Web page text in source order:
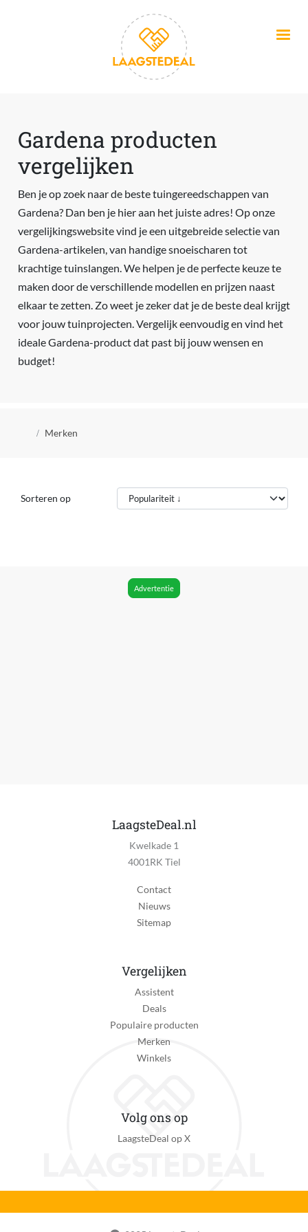
Gardena producten
vergelijken
Ben je op zoek naar de beste tuingereedschappen van
Gardena? Dan ben je hier aan het juiste adres! Op onze
vergelijkingswebsite vind je een uitgebreide selectie van
Gardena-artikelen, van handige snoeischaren tot
krachtige tuinslangen. We helpen je de perfecte keuze te
maken door de verschillende modellen en prijzen naast
elkaar te zetten. Zo weet je zeker dat je de beste deal krijgt
voor jouw tuinprojecten. Vergelijk eenvoudig en vind het
ideale Gardena-product dat past bij jouw wensen en
budget!
Kruimelpad
Merken
Sorteren op
Advertentie
LaagsteDeal.nl
Kwelkade 1
4001RK Tiel
Contact
Nieuws
Sitemap
Vergelijken
Assistent
Deals
Populaire producten
Merken
Winkels
Volg ons op
LaagsteDeal op X